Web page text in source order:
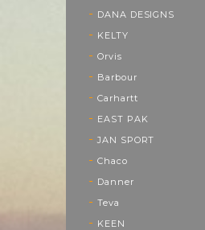
DANA DESIGNS
KELTY
Orvis
Barbour
Carhartt
EAST PAK
JAN SPORT
Chaco
Danner
Teva
KEEN